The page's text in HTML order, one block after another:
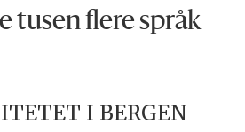
tusen flere språk
I BERGEN